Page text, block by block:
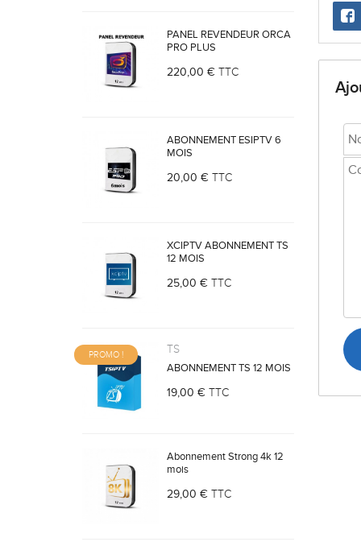
PANEL REVENDEUR ORCA
PRO PLUS
220,00 € TTC
ABONNEMENT ESIPTV 6
MOIS
20,00 € TTC
XCIPTV ABONNEMENT TS
12 MOIS
25,00 € TTC
PROMO ! TS
ABONNEMENT TS 12 MOIS
19,00 € TTC
Abonnement Strong 4k 12
mois
29,00 € TTC